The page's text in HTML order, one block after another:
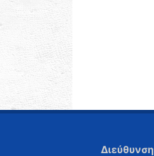
Διεύθυνση